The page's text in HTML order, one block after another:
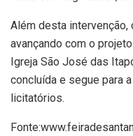
Além desta intervenção,
avançando com o
Igreja São José das
concluída e segue para
licitatórios.